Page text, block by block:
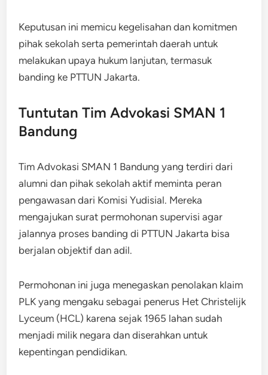
Keputusan ini memicu kegelisahan dan komitmen
pihak sekolah serta pemerintah daerah untuk
melakukan upaya hukum lanjutan, termasuk
banding ke PTTUN Jakarta.
Tuntutan Tim Advokasi SMAN 1
Bandung
Tim Advokasi SMAN 1 Bandung yang terdiri dari
alumni dan pihak sekolah aktif meminta peran
pengawasan dari Komisi Yudisial. Mereka
mengajukan surat permohonan supervisi agar
jalannya proses banding di PTTUN Jakarta bisa
berjalan objektif dan adil.
Permohonan ini juga menegaskan penolakan klaim
PLK yang mengaku sebagai penerus Het Christelijk
Lyceum (HCL) karena sejak 1965 lahan sudah
menjadi milik negara dan diserahkan untuk
kepentingan pendidikan.